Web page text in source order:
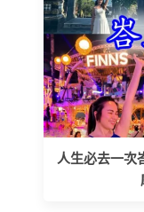
人生必去一次